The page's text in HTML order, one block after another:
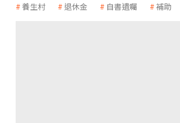
養生村 退休金 自書遺囑 補助